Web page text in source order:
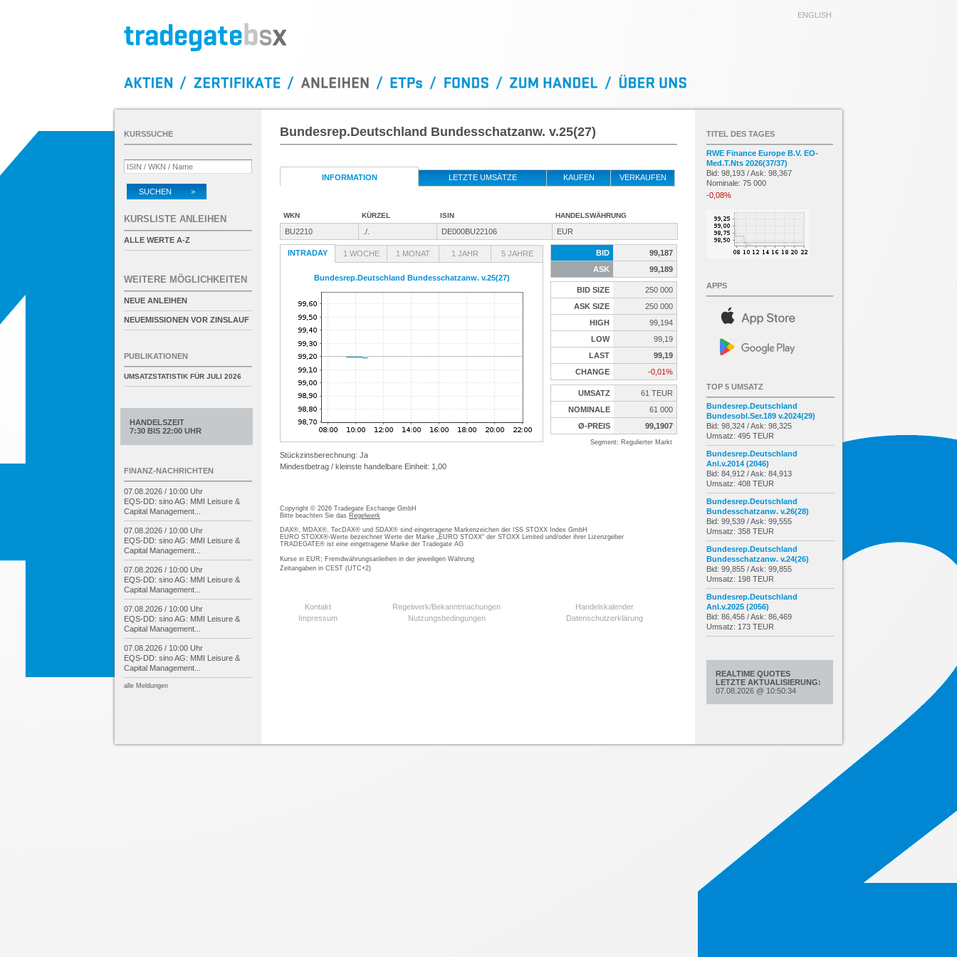
ENGLISH
Bundesrep.Deutschland Bundesschatzanw. v.25(27)
INFORMATION LETZTE UMSÄTZE KAUFEN VERKAUFEN
WKN KÜRZEL ISIN HANDELSWÄHRUNG
BU2210 ./. DE000BU22106 EUR
INTRADAY 1 WOCHE 1 MONAT 1 JAHR 5 JAHRE
Bundesrep.Deutschland Bundesschatzanw. v.25(27)
Stückzinsberechnung: Ja
Mindestbetrag / kleinste handelbare Einheit: 1,00
BID
99,187
ASK
99,189
BID SIZE
250 000
ASK SIZE
250 000
HIGH
99,194
LOW
99,19
LAST
99,19
CHANGE
-0,01%
UMSATZ
61 TEUR
NOMINALE
61 000
Ø-PREIS
99,1907
Segment: Regulierter Markt
Copyright © 2026 Tradegate Exchange GmbH
Bitte beachten Sie das Regelwerk
DAX®, MDAX®, TecDAX® und SDAX® sind eingetragene Markenzeichen der ISS STOXX Index GmbH
EURO STOXX®-Werte bezeichnet Werte der Marke „EURO STOXX“ der STOXX Limited und/oder ihrer Lizenzgeber
TRADEGATE® ist eine eingetragene Marke der Tradegate AG
Kurse in EUR; Fremdwährungsanleihen in der jeweiligen Währung
Zeitangaben in CEST (UTC+2)
Kontakt Regelwerk/Bekanntmachungen
Handelskalender
Impressum
Nutzungsbedingungen Datenschutzerklärung
KURSSUCHE
SUCHEN >
KURSLISTE ANLEIHEN
ALLE WERTE A-Z
WEITERE MÖGLICHKEITEN
NEUE ANLEIHEN
NEUEMISSIONEN VOR ZINSLAUF
PUBLIKATIONEN
UMSATZSTATISTIK FÜR JULI 2026
HANDELSZEIT
7:30 BIS 22:00 UHR
FINANZ-NACHRICHTEN
07.08.2026 / 10:00 Uhr
EQS-DD: sino AG: MMI Leisure &
Capital Management...
07.08.2026 / 10:00 Uhr
EQS-DD: sino AG: MMI Leisure &
Capital Management...
07.08.2026 / 10:00 Uhr
EQS-DD: sino AG: MMI Leisure &
Capital Management...
07.08.2026 / 10:00 Uhr
EQS-DD: sino AG: MMI Leisure &
Capital Management...
07.08.2026 / 10:00 Uhr
EQS-DD: sino AG: MMI Leisure &
Capital Management...
alle Meldungen
TITEL DES TAGES
RWE Finance Europe B.V. EO-
Med.T.Nts 2026(37/37)
Bid: 98,193 / Ask: 98,367
Nominale: 75 000
-0,08%
APPS
TOP 5 UMSATZ
Bundesrep.Deutschland
Bundesobl.Ser.189 v.2024(29)
Bid: 98,324 / Ask: 98,325
Umsatz: 495 TEUR
Bundesrep.Deutschland
Anl.v.2014 (2046)
Bid: 84,912 / Ask: 84,913
Umsatz: 408 TEUR
Bundesrep.Deutschland
Bundesschatzanw. v.26(28)
Bid: 99,539 / Ask: 99,555
Umsatz: 358 TEUR
Bundesrep.Deutschland
Bundesschatzanw. v.24(26)
Bid: 99,855 / Ask: 99,855
Umsatz: 198 TEUR
Bundesrep.Deutschland
Anl.v.2025 (2056)
Bid: 86,456 / Ask: 86,469
Umsatz: 173 TEUR
REALTIME QUOTES
LETZTE AKTUALISIERUNG:
07.08.2026 @ 10:50:34